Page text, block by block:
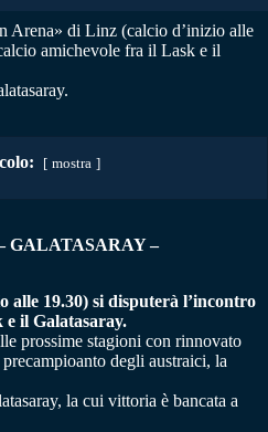
Arena» di Linz (calcio d’inizio alle
amichevole fra il Lask e il
mostra
GALATASARAY–
alle 19.30) si disputerà l’incontro
il Galatasaray.
prossime stagioni con rinnovato
degli austraici, la
la cui vittoria è bancata a